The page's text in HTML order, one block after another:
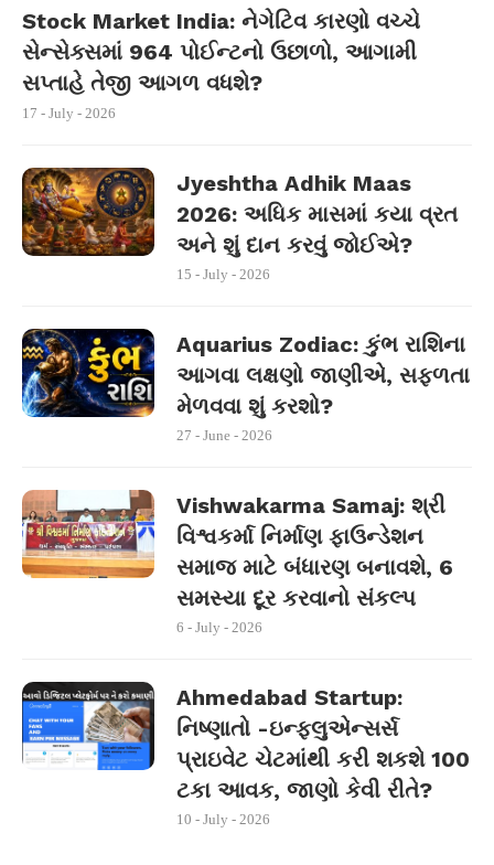
Stock Market India: નેગેટિવ કારણો વચ્ચે
સેન્સેક્સમાં 964 પોઈન્ટનો ઉછાળો, આગામી
સપ્તાહે તેજી આગળ વધશે?
17 - July - 2026
Jyeshtha Adhik Maas
2026: અધિક માસમાં કયા વ્રત
અને શું દાન કરવું જોઈએ?
15 - July - 2026
Aquarius Zodiac: કુંભ રાશિના
આગવા લક્ષણો જાણીએ, સફળતા
મેળવવા શું કરશો?
27 - June - 2026
Vishwakarma Samaj: શ્રી
વિશ્વકર્મા નિર્માણ ફાઉન્ડેશન
સમાજ માટે બંધારણ બનાવશે, 6
સમસ્યા દૂર કરવાનો સંકલ્પ
6 - July - 2026
Ahmedabad Startup:
નિષ્ણાતો -ઇન્ફ્લુએન્સર્સ
પ્રાઇવેટ ચેટમાંથી કરી શકશે 100
ટકા આવક, જાણો કેવી રીતે?
10 - July - 2026